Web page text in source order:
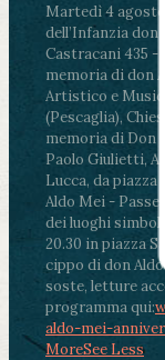
Martedì 4
dell’Infanzia
Castracani 435 -
memoria di don
Artistico e
(Pescaglia),
memoria di Don
Paolo Giulietti,
Lucca, da piazza
Aldo Mei -
dei luoghi
20.30 in piazza
cippo di don
soste, letture
programma qui:
aldo-mei-
MoreSee Less